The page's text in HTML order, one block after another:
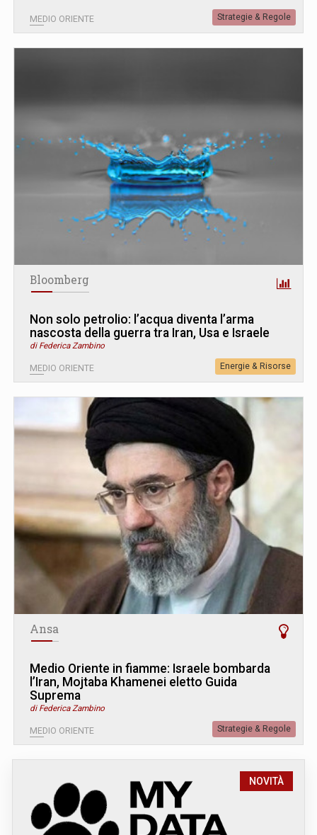
MEDIO ORIENTE Strategie & Regole
Bloomberg
Non solo petrolio: l’acqua diventa l’arma
nascosta della guerra tra Iran, Usa e Israele
di Federica Zambino
MEDIO ORIENTE Energie & Risorse
Ansa
Medio Oriente in fiamme: Israele bombarda
l’Iran, Mojtaba Khamenei eletto Guida
Suprema
di Federica Zambino
MEDIO ORIENTE Strategie & Regole
NOVITÀ